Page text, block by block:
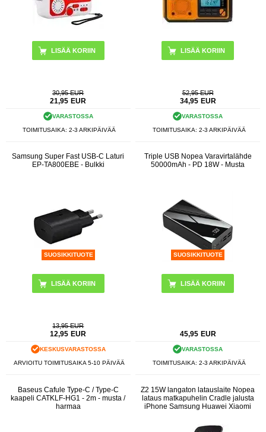
30,95 EUR
21,95 EUR
VARASTOSSA
TOIMITUSAIKA: 2-3 ARKIPÄIVÄÄ
52,95 EUR
34,95 EUR
VARASTOSSA
TOIMITUSAIKA: 2-3 ARKIPÄIVÄÄ
Samsung Super Fast USB-C Laturi
EP-TA800EBE - Bulkki
SUOSIKKITUOTE
LISÄÄ KORIIN
13,95 EUR
12,95 EUR
KESKUSVARASTOSSA
ARVIOITU TOIMITUSAIKA 5-10 PÄIVÄÄ
Triple USB Nopea Varavirtalähde
50000mAh - PD 18W - Musta
SUOSIKKITUOTE
45,95 EUR
VARASTOSSA
TOIMITUSAIKA: 2-3 ARKIPÄIVÄÄ
Baseus Cafule Type-C / Type-C
kaapeli CATKLF-HG1 - 2m - musta /
harmaa
Z2 15W langaton latauslaite Nopea
lataus matkapuhelin Cradle jalusta
iPhone Samsung Huawei Xiaomi